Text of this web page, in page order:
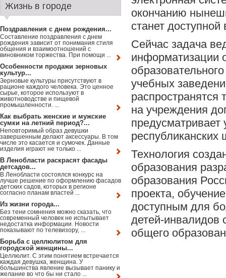
окончанию
станет
Сейчас задача
информатизации
учебных
на учреждения
предусматривает
республиканских
Технология
образования
образования
проекта,
доступным для
детей-инвалидов
общего
Жизнь в городе
Поздравления с днем рождения...
Составление поздравления с днем
рождения зависит от понимания стиля
общения и взаимоотношений с
виновником торжества. При помощи ...
Особенности продажи зерновых
культур...
Зерновые культуры присутствуют в
рационе каждого человека. Это ценное
сырье, которое используют в
животноводстве и пищевой
промышленности. ...
Как выбрать женские и мужские
сумки на летний период?...
Неповторимый образ девушки
завершенным делают аксессуары. В том
числе это касается и сумочек. Данные
изделия играют не только ...
В Ленобласти раскрасят фасады
детсадов...
В Ленобласти состоялся конкурс на
лучше решение по оформлению фасадов
детских садов, которых в регионе
согласно планам властей ...
Из жизни города...
Без тени сомнения можно сказать, что
современный человек не испытывает
недостатка информации. Новости
показывают по телевизору, ...
Борьба с целлюлитом для
городской женщины...
Целлюлит. С этим понятием встречается
каждая девушка, женщина. У
большинства явление вызывает панику и
желание во что бы ни стало ...